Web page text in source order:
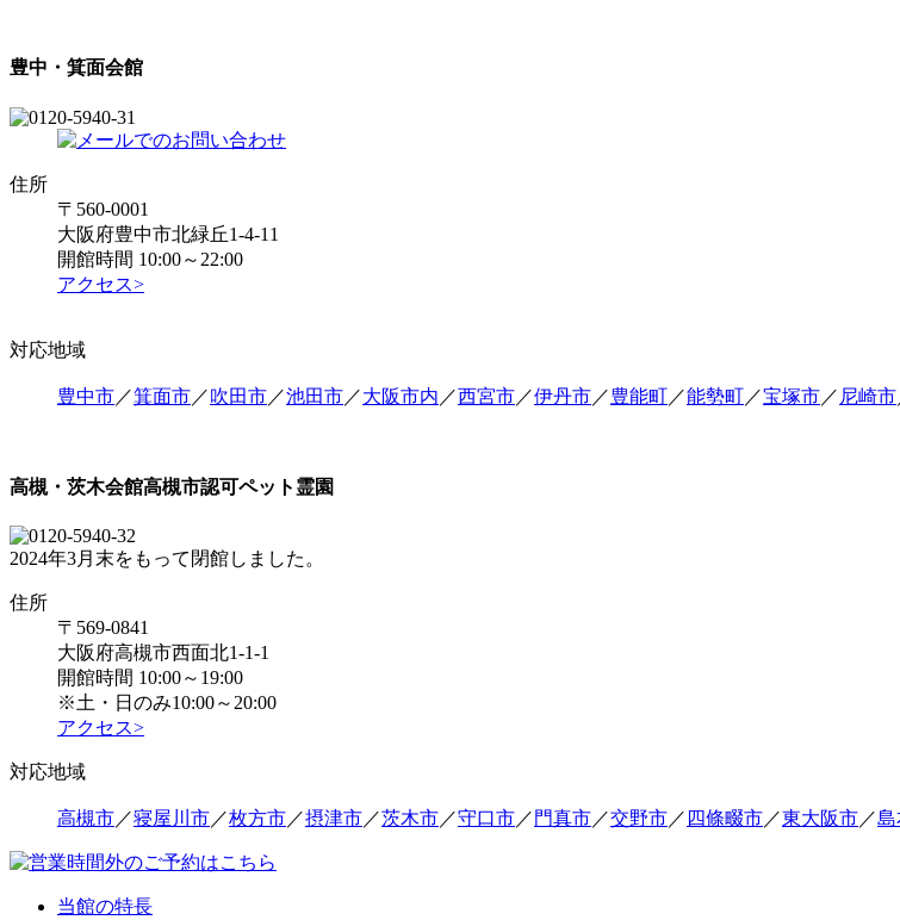
豊中・箕面会館
住所
〒560-0001
大阪府豊中市北緑丘1-4-11
開館時間 10:00～22:00
アクセス>
対応地域
豊中市／箕面市／吹田市／池田市／大阪市内 ／西宮市／伊丹市／豊能町／能勢町／宝塚市／ 尼崎市
高槻・茨木会館高槻市認可ペット霊園
2024年3月末をもって閉館しました。
住所
〒569-0841
大阪府高槻市西面北1-1-1
開館時間 10:00～19:00
※土・日のみ10:00～20:00
アクセス>
対応地域
高槻市／寝屋川市／枚方市／摂津市／茨木市／守口市／ 門真市／交野市／ 四條畷市／東大阪市／島
当館の特長